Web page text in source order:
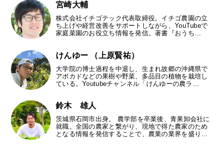
宮崎大輔
株式会社イチゴテック代表取締役。イチゴ農園の立
ち上げや経営改善をサポートしながら、YouTubeで
家庭菜園のお役立ち情報を発信。著書『おうち…
けんゆー （上原賢祐）
大学院の博士過程を中退し、生まれ故郷の沖縄県で
アボカドなどの果樹や野菜、多品目の植物を栽培し
ている。Youtubeチャンネル「けんゆーの農ラ…
鈴木 雄人
茨城県石岡市出身。 農学部を卒業後、青果卸会社に
就職。全国の農家と繋がり、現地で得た農家のため
となる情報を発信することで、農業の業界を盛り…